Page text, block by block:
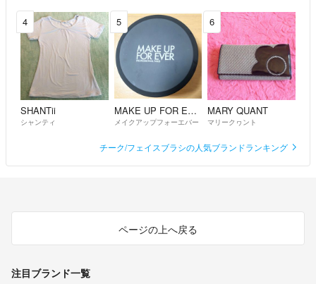
4
SHANTii
シャンティ
5
MAKE UP FOR EVER
メイクアップフォーエバー
6
MARY QUANT
マリークヮント
チーク/フェイスブラシの人気ブランドランキング
ページの上へ戻る
注目ブランド一覧